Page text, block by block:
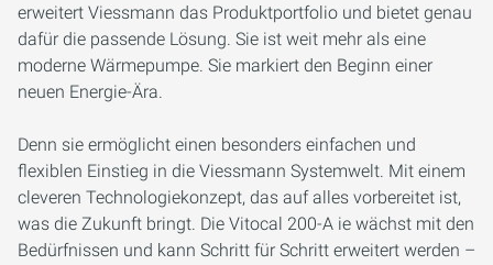
erweitert Viessmann das Produktportfolio und bietet genau
dafür die passende Lösung. Sie ist weit mehr als eine
moderne Wärmepumpe. Sie markiert den Beginn einer
neuen Energie-Ära.
Denn sie ermöglicht einen besonders einfachen und
flexiblen Einstieg in die Viessmann Systemwelt. Mit einem
cleveren Technologiekonzept, das auf alles vorbereitet ist,
was die Zukunft bringt. Die Vitocal 200-A ie wächst mit den
Bedürfnissen und kann Schritt für Schritt erweitert werden –